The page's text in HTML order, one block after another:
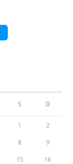
S D
1 2
8 9
15 16